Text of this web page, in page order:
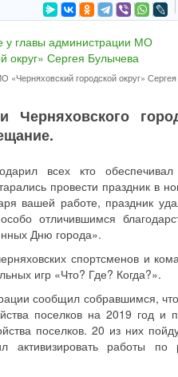
городской округ»
всех кто
провести праздник в
вашей работе, праздник
отличившимся
Дню города».
спортсменов и
игр «Что? Где? Когда?».
сообщил собравшимся,
поселков на 2019 год и
поселков. 20 из них
работы по